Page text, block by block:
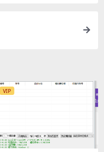
VIP